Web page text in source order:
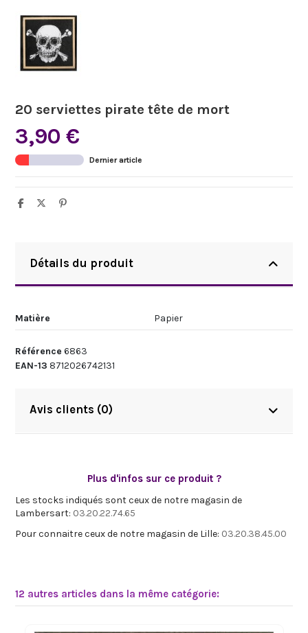
20 serviettes pirate tête de mort
3,90 €
Dernier article
Détails du produit
Matière Papier
Référence 6863
EAN-13 8712026742131
Avis clients (0)
Plus d'infos sur ce produit ?
Les stocks indiqués sont ceux de notre magasin de
Lambersart: 03.20.22.74.65
Pour connaitre ceux de notre magasin de Lille: 03.20.38.45.00
12 autres articles dans la même catégorie: